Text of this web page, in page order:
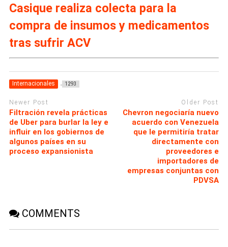
Casique realiza colecta para la
compra de insumos y medicamentos
tras sufrir ACV
Internacionales 1293
Newer Post
Filtración revela prácticas
de Uber para burlar la ley e
influir en los gobiernos de
algunos países en su
proceso expansionista
Older Post
Chevron negociaría nuevo
acuerdo con Venezuela
que le permitiría tratar
directamente con
proveedores e
importadores de
empresas conjuntas con
PDVSA
COMMENTS